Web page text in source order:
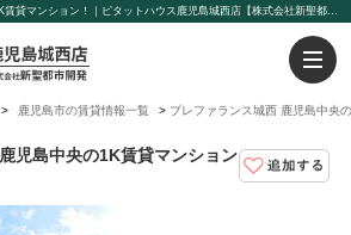
プレファランス城西 鹿児島中央の1K賃貸マンション！｜ピタットハウス鹿児島城西店【株式会社新聖都市開発】
鹿児島市の賃貸情報一覧 プレファランス城西 鹿児島中央
鹿児島中央の1K賃貸マンション